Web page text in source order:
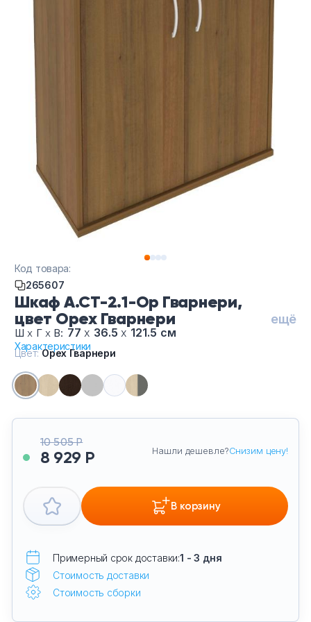
Шкаф А.СТ-2.1-Ор Гварнери,
цвет Орех Гварнери
ещё
Ш х Г х В: 77 х 36.5 х 121.5 см
Характеристики
Код товара:
265607
10 505 Р
8 929 Р Нашли дешевле?Снизим цену!
В корзину
Примерный срок доставки:1 - 3 дня
Стоимость доставки
Стоимость сборки
Цвет:Орех Гварнери
Тумбы офисные
Искусственные растения
Кашпо